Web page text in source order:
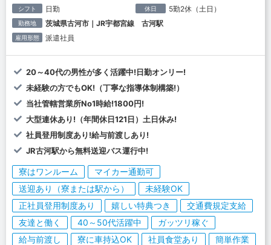
シフト 日勤 休日 5勤2休（土日）
勤務地 茨城県古河市｜JR宇都宮線 古河駅
雇用形態 派遣社員
20～40代の男性が多く活躍中!日勤オンリー!
未経験の方でもOK!（丁寧な指導体制構築!）
当社管轄営業所No1時給!1800円!
大型連休あり!（年間休日121日）土日休み!
社員登用制度あり!給与前渡しあり!
JR古河駅から無料送迎バス運行中!
寮はワンルーム
マイカー通勤可
送迎あり（寮または駅から）
未経験OK
正社員登用制度あり
嬉しい特典つき
交通費規定支給
友達と働く
40～50代活躍中
ガッツリ稼ぐ
給与前渡し
寮に車持込OK 社員食堂あり 簡単作業